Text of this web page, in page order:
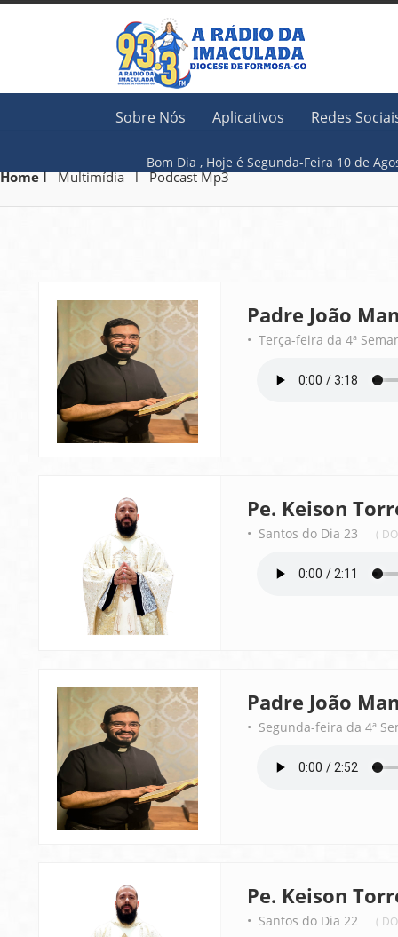
Sobre Nós Aplicativos Redes
Bom Dia , Hoje é Segunda-Feira
Home lMultimídia l Podcast Mp3
Padre João
• Terça-feira da 4ª
Pe. Keison
• Santos do Dia 23 (
Padre João
• Segunda-feira da 4ª
Pe. Keison
• Santos do Dia 22 (